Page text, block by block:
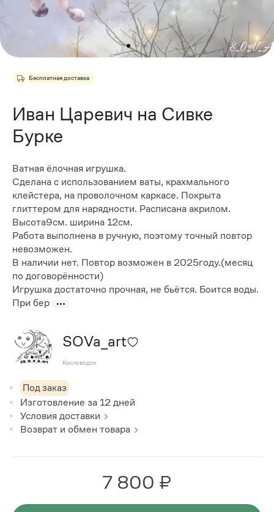
Бесплатная доставка
Иван Царевич на Сивке
Бурке
Ватная ëлочная игрушка.
Сделана с использованием ваты, крахмального
клейстера, на проволочном каркасе. Покрыта
глиттером для нарядности. Расписана акрилом.
Высота9см. ширина 12см.
Работа выполнена в ручную, поэтому точный повтор
невозможен.
В наличии нет. Повтор возможен в 2025году.(месяц
по договорённости)
Игрушка достаточно прочная, не бьётся. Боится воды.
При бер
SOVa_art
Кисловодск
Под заказ
Изготовление за 12 дней
Условия доставки
Возврат и обмен товара
7 800 ₽